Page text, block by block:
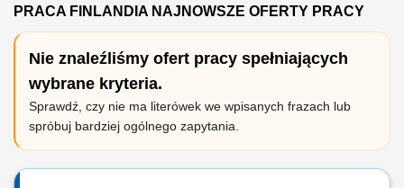
PRACA FINLANDIA NAJNOWSZE OFERTY PRACY
Nie znaleźliśmy ofert pracy spełniających
wybrane kryteria.
Sprawdź, czy nie ma literówek we wpisanych frazach lub
spróbuj bardziej ogólnego zapytania.